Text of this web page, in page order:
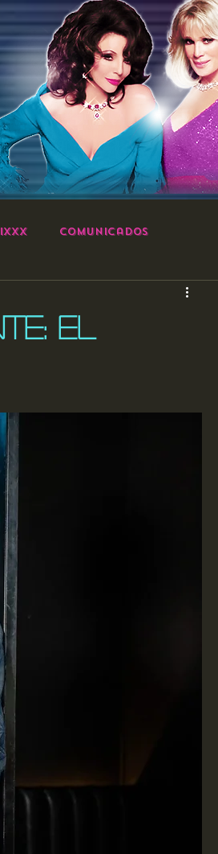
Comunicados
EL